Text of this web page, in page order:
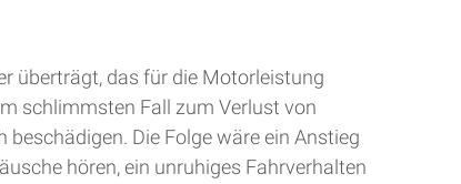
überträgt, das für die Motorleistung
schlimmsten Fall zum Verlust von
Die Folge wäre ein Anstieg
hören, ein unruhiges Fahrverhalten